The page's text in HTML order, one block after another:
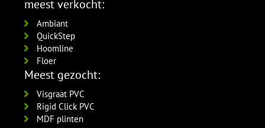
per lengte: 2.4 mm, € 14,95 p/st
per lengte: 2.4 mm, € 17,95 p/st
meest verkocht:
Ambiant
QuickStep
Hoomline
Floer
Meest gezocht:
Visgraat PVC
Rigid Click PVC
MDF plinten